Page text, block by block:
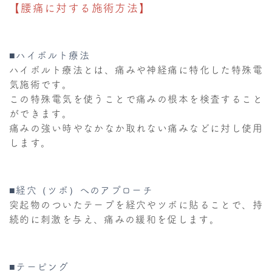
【腰痛に対する施術方法】
■ハイボルト療法
ハイボルト療法とは、痛みや神経痛に特化した特殊電
気施術です。
この特殊電気を使うことで痛みの根本を検査すること
ができます。
痛みの強い時やなかなか取れない痛みなどに対し使用
します。
■経穴（ツボ）へのアプローチ
突起物のついたテープを経穴やツボに貼ることで、持
続的に刺激を与え、痛みの緩和を促します。
■テーピング